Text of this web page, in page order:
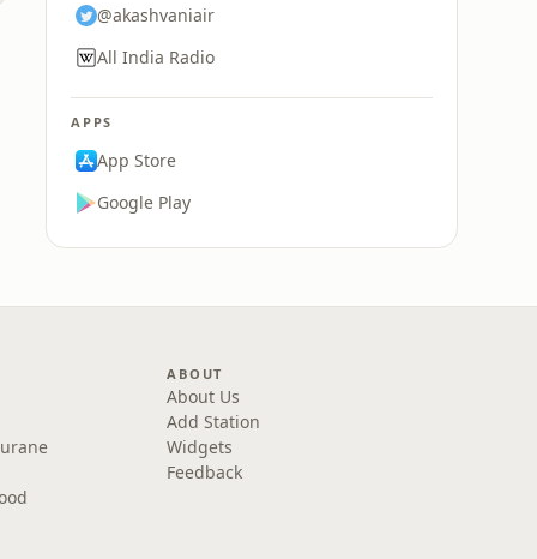
@akashvaniair
All India Radio
APPS
App Store
Google Play
ABOUT
About Us
Add Station
Widgets
Feedback